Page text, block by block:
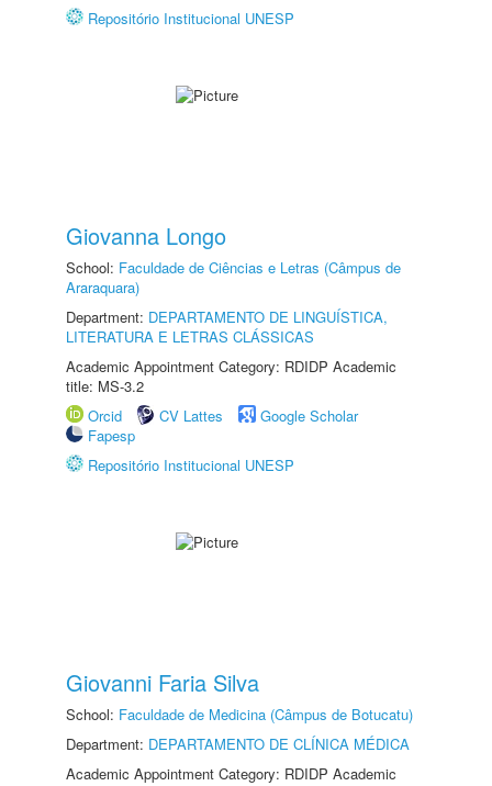
Repositório Institucional UNESP
Giovanna Longo
School: Faculdade de Ciências e Letras (Câmpus de
Araraquara)
Department: DEPARTAMENTO DE LINGUÍSTICA,
LITERATURA E LETRAS CLÁSSICAS
Academic Appointment Category: RDIDP Academic
title: MS-3.2
Orcid
CV Lattes
Google Scholar
Fapesp
Repositório Institucional UNESP
Giovanni Faria Silva
School: Faculdade de Medicina (Câmpus de Botucatu)
Department: DEPARTAMENTO DE CLÍNICA MÉDICA
Academic Appointment Category: RDIDP Academic